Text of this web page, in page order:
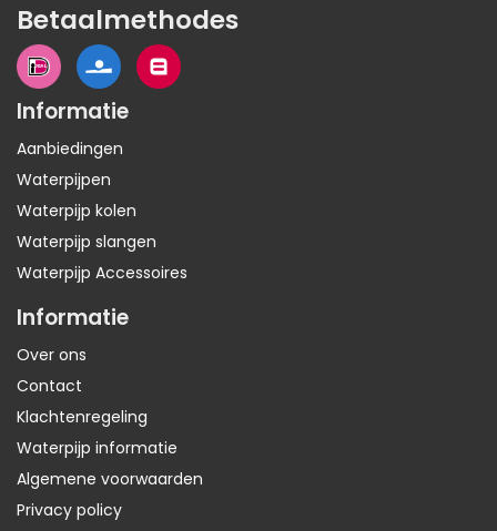
Betaalmethodes
Informatie
Aanbiedingen
Waterpijpen
Waterpijp kolen
Waterpijp slangen
Waterpijp Accessoires
Informatie
Over ons
Contact
Klachtenregeling
Waterpijp informatie
Algemene voorwaarden
Privacy policy